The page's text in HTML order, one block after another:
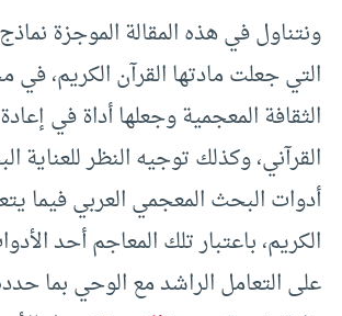
ونتناول في هذه المقالة الموجزة
التي جعلت مادتها القرآن الكريم، في
الثقافة المعجمية وجعلها أداة في
القرآني، وكذلك توجيه النظر للعناية
أدوات البحث المعجمي العربي فيما
الكريم، باعتبار تلك المعاجم أحد
على التعامل الراشد مع الوحي بما